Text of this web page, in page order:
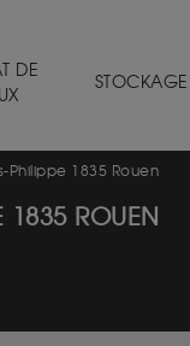
DE
STOCKAGE
Philippe 1835 Rouen
1835 ROUEN